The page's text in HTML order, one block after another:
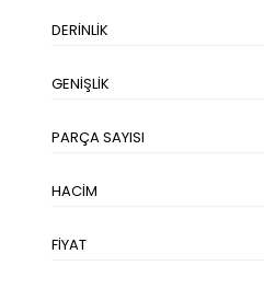
DERINLIK
GENIŞLIK
PARÇA SAYISI
HACIM
FIYAT